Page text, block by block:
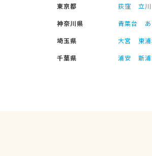
東京都 荻窪 立川
神奈川県
青葉台
埼玉県
大宮 東
千葉県
浦安 新